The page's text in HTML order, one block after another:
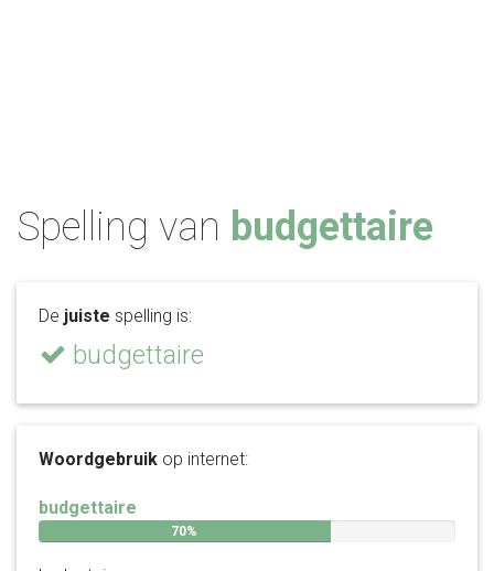
Spelling van budgettaire
De juiste spelling is:
budgettaire
Woordgebruik op internet:
budgettaire
70%